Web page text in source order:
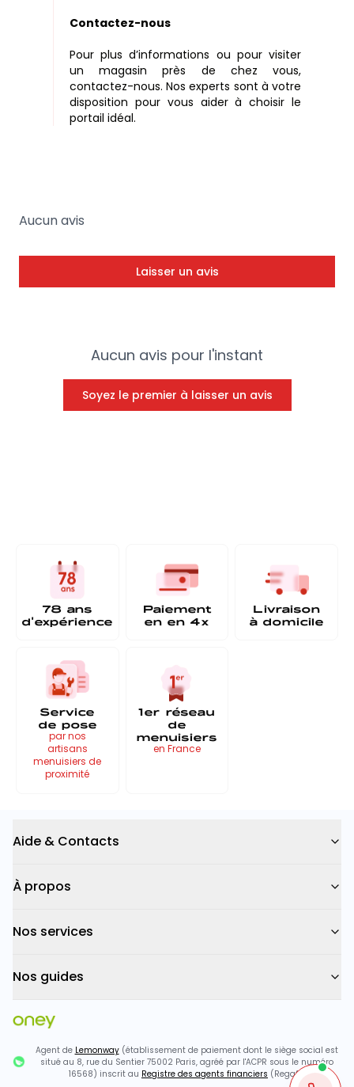
Contactez-nous
Pour plus d’informations ou pour visiter
un magasin près de chez vous,
contactez-nous. Nos experts sont à votre
disposition pour vous aider à choisir le
portail idéal.
Aucun avis pour l'instant
Soyez le premier à laisser un avis
Aucun avis
Laisser un avis
78 ans
d'expérience
Paiement
en en 4x
Livraison
à domicile
Service
de pose
par nos
artisans
menuisiers de
proximité
1er réseau
de
menuisiers
en France
Aide & Contacts
À propos
Nos services
Nos guides
Agent de Lemonway(établissement de paiement dont le siège social est
situé au 8, rue du Sentier 75002 Paris, agréé par l'ACPR sous le numéro
16568) inscrit au Registre des agents financiers (Regafi)